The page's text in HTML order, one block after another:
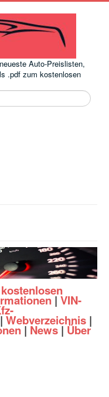
Auto-Preislisten,
.pdf zum kostenlosen
ermitteln einfach
| VIN-
| Webverzeichnis |
| News| Über